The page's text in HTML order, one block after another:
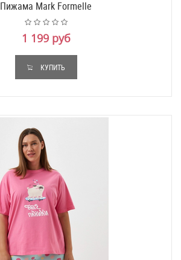
Пижама Mark Formelle
1 199 руб
КУПИТЬ